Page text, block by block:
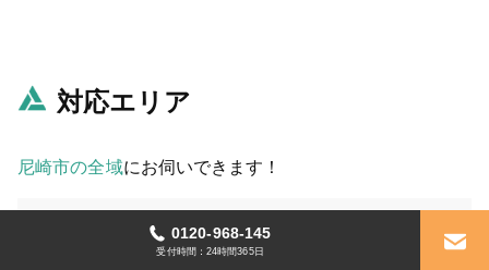
対応エリア
尼崎市の全域にお伺いできます！
0120-968-145
受付時間：24時間365日